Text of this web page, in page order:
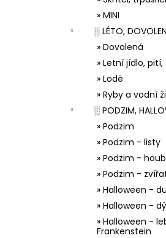
» MINI
░ LÉTO,
» Dovolená
» Letní jídlo,
» Lodě
» Ryby a vodní
░ PODZIM,
» Podzim
» Podzim - listy
» Podzim -
» Podzim -
» Halloween -
» Halloween -
» Halloween -
Frankenstein
33001 ZDOBÍCÍ SÁČEK